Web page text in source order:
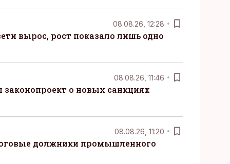
08.08.26, 12:28
вырос, рост показало лишь одно
08.08.26, 11:46
о новых санкциях
08.08.26, 11:20
должники промышленного